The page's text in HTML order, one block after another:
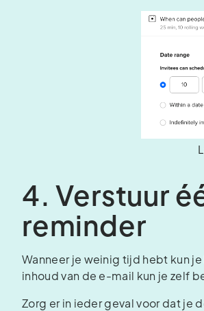
4. Verstuur
reminder
Wanneer je weinig tijd hebt kun
inhoud van de e-mail kun je zelf
Zorg er in ieder geval voor dat je